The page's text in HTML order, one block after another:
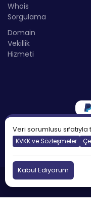
Whois
Sorgulama
Domain
Vekillik
Hizmeti
©2026
Veri sorumlusu
KVKK ve Sözleşmeler
Kabul Ediyorum